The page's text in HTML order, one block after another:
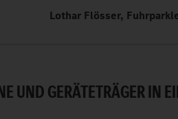
Lothar Flösser,
UND GERÄTETRÄGER IN